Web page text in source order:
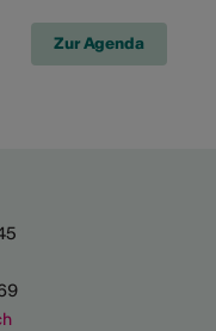
Zur Agenda